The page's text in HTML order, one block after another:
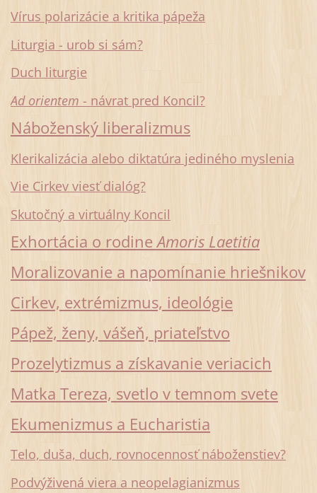
Vírus polarizácie a kritika pápeža
Liturgia - urob si sám?
Duch liturgie
Ad orientem - návrat pred Koncil?
Náboženský liberalizmus
Klerikalizácia alebo diktatúra jediného myslenia
Vie Cirkev viesť dialóg?
Skutočný a virtuálny Koncil
Exhortácia o rodineAmoris Laetitia
Moralizovanie a napomínanie hriešnikov
Cirkev, extrémizmus, ideológie
Pápež, ženy, vášeň, priateľstvo
Prozelytizmus a získavanie veriacich
Matka Tereza, svetlo v temnom svete
Ekumenizmus a Eucharistia
Telo, duša, duch, rovnocennosť náboženstiev?
Podvýživená viera a neopelagianizmus